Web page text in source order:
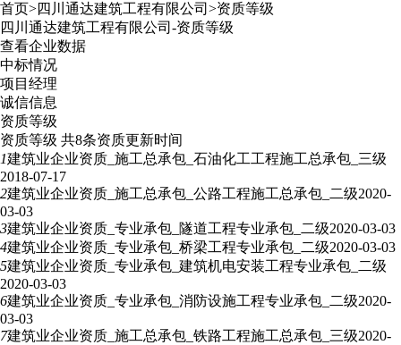
首页>四川通达建筑工程有限公司 >资质等级
四川通达建筑工程有限公司 -资质等级
查看企业数据
中标情况
项目经理
诚信信息
资质等级
资质等级 共8条资质更新时间
1建筑业企业资质_施工总承包_石油化工工程施工总承包_三级
2018-07-17
2建筑业企业资质_施工总承包_公路工程施工总承包_二级2020-
03-03
3建筑业企业资质_专业承包_隧道工程专业承包_二级2020-03-03
4建筑业企业资质_专业承包_桥梁工程专业承包_二级2020-03-03
5建筑业企业资质_专业承包_建筑机电安装工程专业承包_二级
2020-03-03
6建筑业企业资质_专业承包_消防设施工程专业承包_二级2020-
03-03
7建筑业企业资质_施工总承包_铁路工程施工总承包_三级2020-